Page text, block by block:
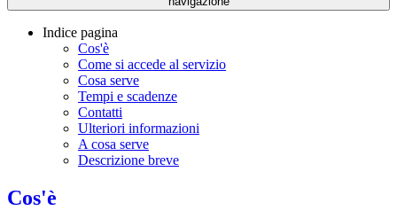
Indice pagina
Cos'è
Come si accede al servizio
Cosa serve
Tempi e scadenze
Contatti
Ulteriori informazioni
A cosa serve
Descrizione breve
Cos'è